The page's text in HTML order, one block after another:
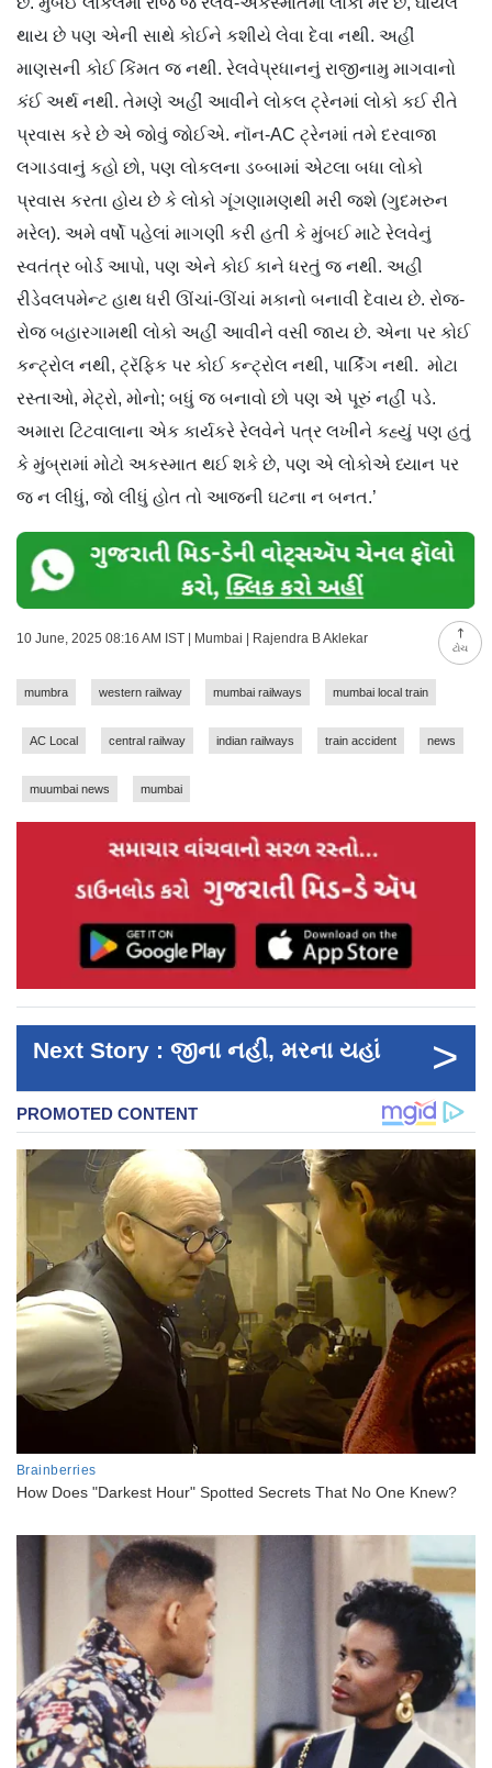
ટોચ
થાય છે પણ એની સાથે કોઈને કશીયે લેવા દેવા નથી. અહીં
માણસની કોઈ કિંમત જ નથી. રેલવેપ્રધાનનું રાજીનામુ માગવાનો
કંઈ અર્થ નથી. તેમણે અહીં આવીને લોકલ ટ્રેનમાં લોકો કઈ રીતે
પ્રવાસ કરે છે એ જોવું જોઈએ. નૉન-AC ટ્રેનમાં તમે દરવાજા
લગાડવાનું કહો છો, પણ લોકલના ડબ્બામાં એટલા બધા લોકો
પ્રવાસ કરતા હોય છે કે લોકો ગૂંગણામણથી મરી જશે (ગુદમરુન
મરેલ). અમે વર્ષો પહેલાં માગણી કરી હતી કે મુંબઈ માટે રેલવેનું
સ્વતંત્ર બોર્ડ આપો, પણ એને કોઈ કાને ધરતું જ નથી. અહી
રીડેવલપમેન્ટ હાથ ધરી ઊંચાં-ઊંચાં મકાનો બનાવી દેવાય છે. રોજ-
રોજ બહારગામથી લોકો અહીં આવીને વસી જાય છે. એના પર કોઈ
કન્ટ્રોલ નથી, ટ્રૅફિક પર કોઈ કન્ટ્રોલ નથી, પાર્કિંગ નથી. મોટા
રસ્તાઓ, મેટ્રો, મોનો; બધું જ બનાવો છો પણ એ પૂરું નહીં પડે.
અમારા ટિટવાલાના એક કાર્યકરે રેલવેને પત્ર લખીને કહ્યું પણ હતું
કે મુંબ્રામાં મોટો અકસ્માત થઈ શકે છે, પણ એ લોકોએ ધ્યાન પર
જ ન લીધું, જો લીધું હોત તો આજની ઘટના ન બનત.’
10 June, 2025 08:16 AM IST | Mumbai | Rajendra B Aklekar
mumbra western railway mumbai railways mumbai local train
AC Local central railway indian railways train accident news
muumbai news mumbai
Next Story : જીના નહીં, મરના યહાં >